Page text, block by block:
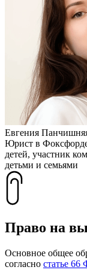
Евгения
Юрист в
детей, участник
детьми и семьями
Право на
Основное общее
согласно статье 66